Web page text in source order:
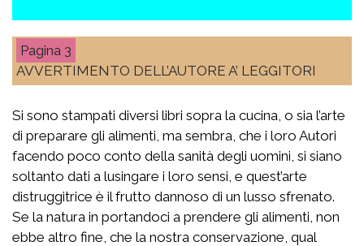
3
AVVERTIMENTO DELL’AUTORE A’ LEGGITORI
Si sono stampati diversi libri sopra la cucina, o sia l’arte
di preparare gli alimenti, ma sembra, che i loro Autori
facendo poco conto della sanità degli uomini, si siano
soltanto dati a lusingare i loro sensi, e quest’arte
distruggitrice è il frutto dannoso di un lusso sfrenato.
Se la natura in portandoci a prendere gli alimenti, non
ebbe altro fine, che la nostra conservazione, qual